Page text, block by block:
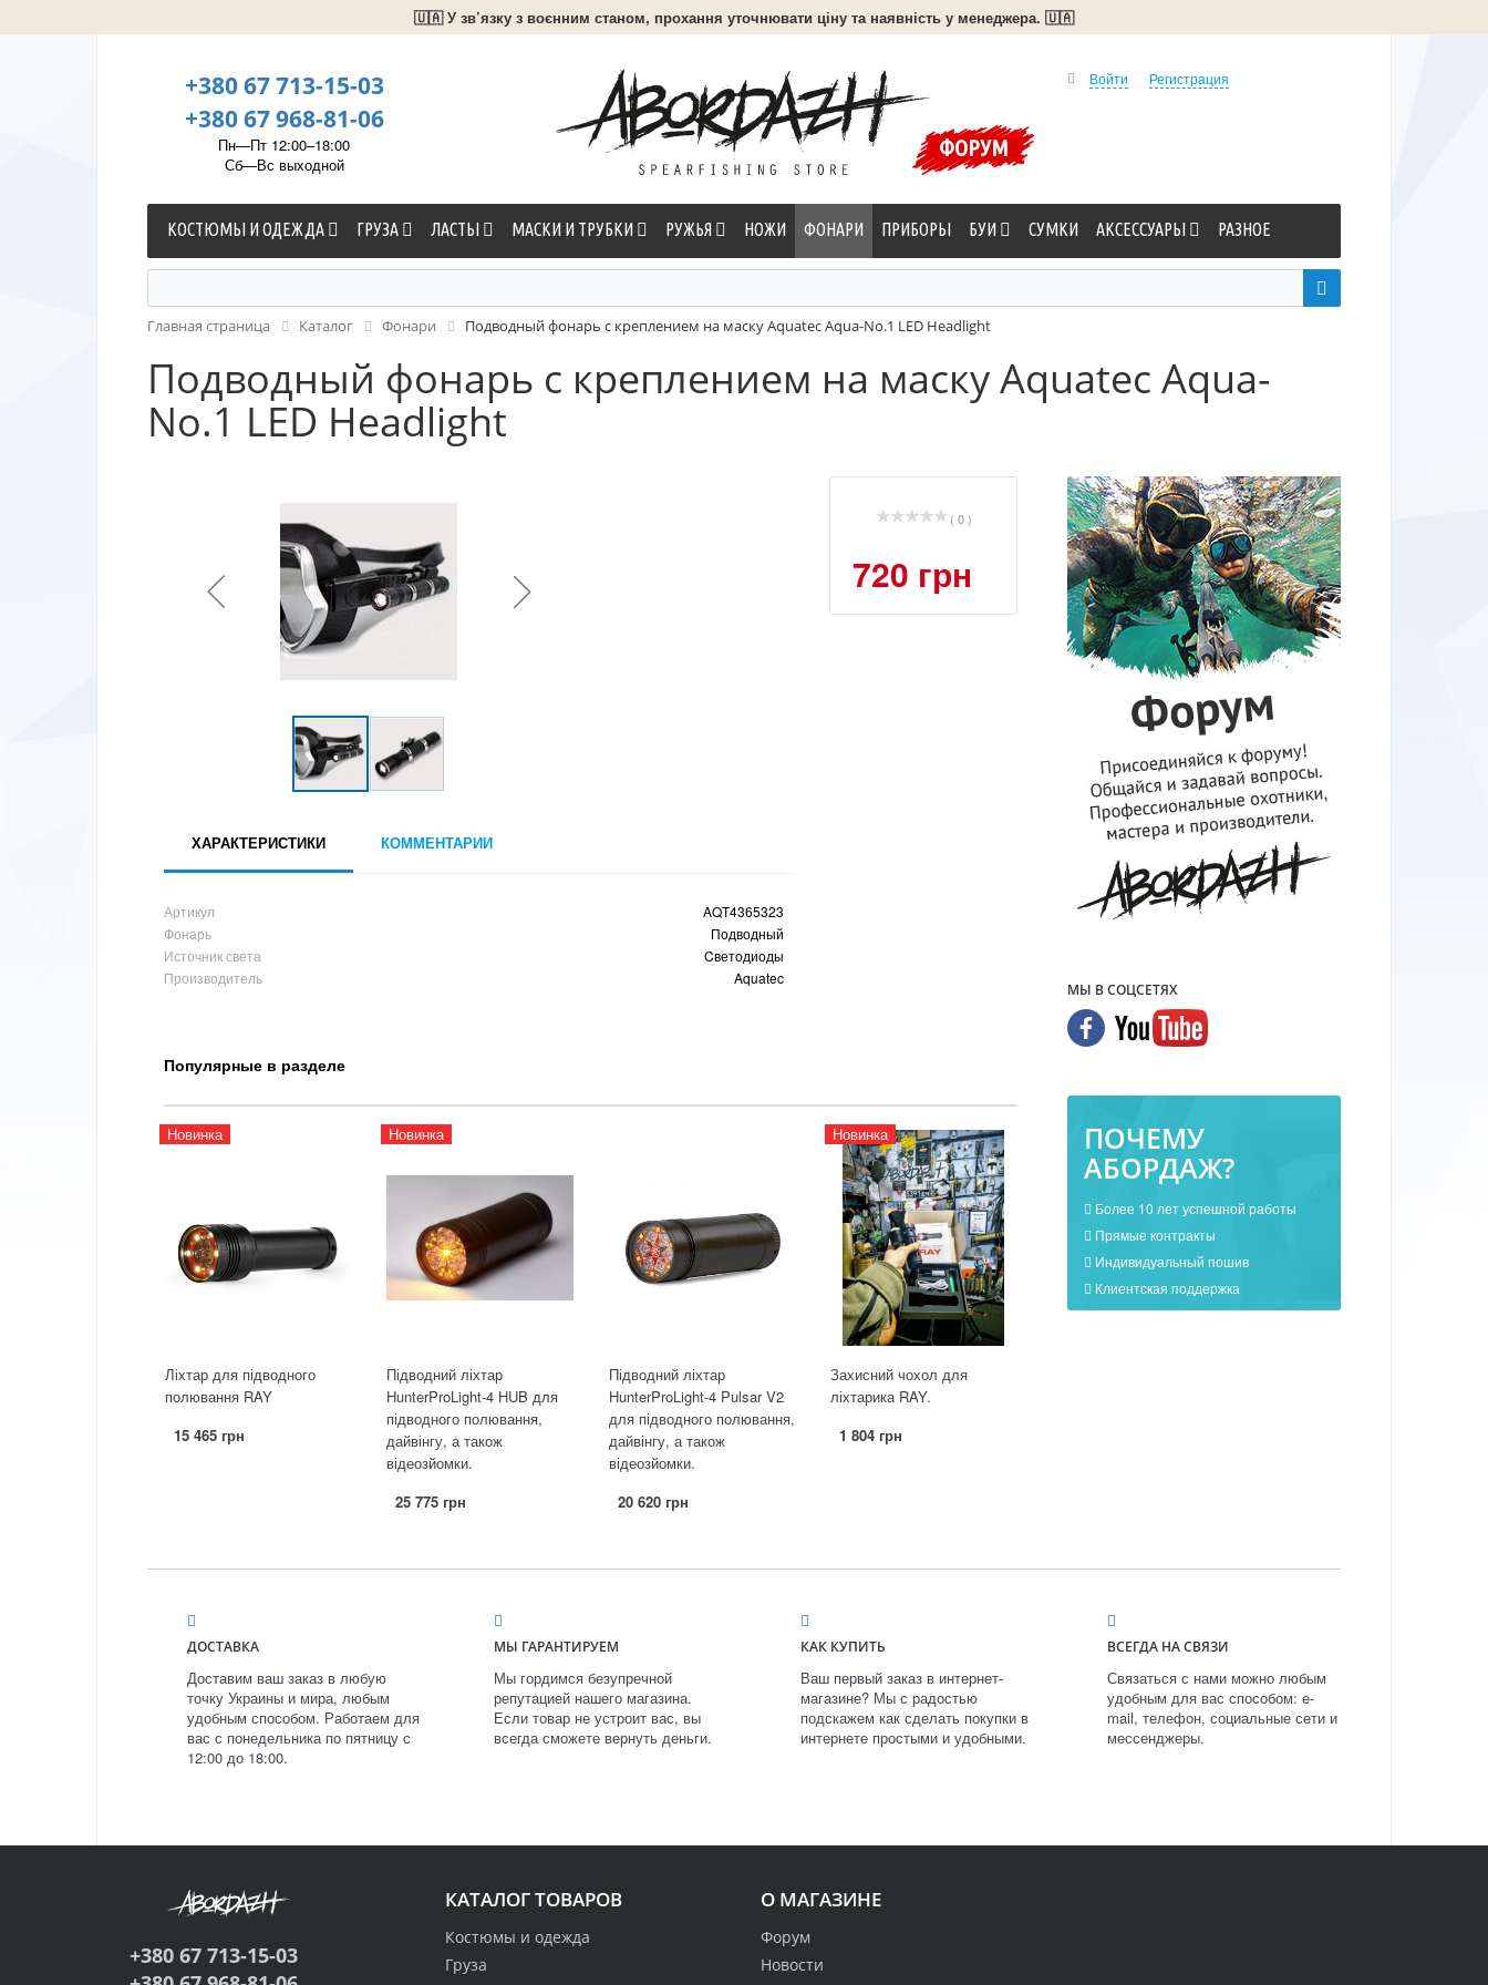
🇺🇦 У зв’язку з воєнним станом, прохання уточнювати ціну та наявність у менеджера. 🇺🇦
+380 67 713-15-03
+380 67 968-81-06
Пн—Пт 12:00–18:00
Сб—Вс выходной
ФОРУМ
Войти Регистрация
КОСТЮМЫ И ОДЕЖДА ГРУЗА ЛАСТЫ МАСКИ И ТРУБКИ РУЖЬЯ НОЖИ ФОНАРИ ПРИБОРЫ БУИ СУМКИ АКСЕССУАРЫ РАЗНОЕ
Главная страница Каталог Фонари Подводный фонарь с креплением на маску Aquatec Aqua-No.1 LED Headlight
Подводный фонарь с креплением на маску Aquatec Aqua-
No.1 LED Headlight
( 0 )
720 грн
ХАРАКТЕРИСТИКИ КОММЕНТАРИИ
Артикул
AQT4365323
Фонарь
Подводный
Источник света
Cветодиоды
Производитель
Aquatec
Популярные в разделе
Новинка
Ліхтар для підводного
полювання RAY
15 465 грн
Новинка
Підводний ліхтар
HunterProLight-4 HUB для
підводного полювання,
дайвінгу, а також
відеозйомки.
25 775 грн
Підводний ліхтар
HunterProLight-4 Pulsar V2
для підводного полювання,
дайвінгу, а також
відеозйомки.
20 620 грн
Новинка
Захисний чохол для
ліхтарика RAY.
1 804 грн
МЫ В СОЦСЕТЯХ
ПОЧЕМУ
АБОРДАЖ?
Более 10 лет успешной работы
Прямые контракты
Индивидуальный пошив
Клиентская поддержка
ДОСТАВКА
Доставим ваш заказ в любую
точку Украины и мира, любым
удобным способом. Работаем для
вас с понедельника по пятницу с
12:00 до 18:00.
МЫ ГАРАНТИРУЕМ
Мы гордимся безупречной
репутацией нашего магазина.
Если товар не устроит вас, вы
всегда сможете вернуть деньги.
КАК КУПИТЬ
Ваш первый заказ в интернет-
магазине? Мы с радостью
подскажем как сделать покупки в
интернете простыми и удобными.
ВСЕГДА НА СВЯЗИ
Связаться с нами можно любым
удобным для вас способом: e-
mail, телефон, социальные сети и
мессенджеры.
О МАГАЗИНЕ
Форум
Новости
КАТАЛОГ ТОВАРОВ
Костюмы и одежда
Груза
+380 67 713-15-03